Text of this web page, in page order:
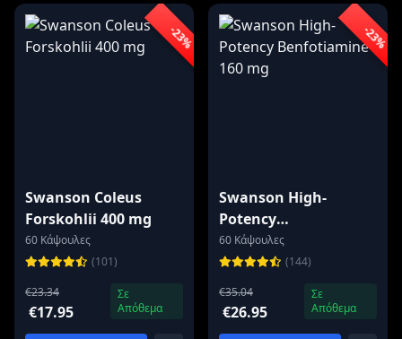
-23%
Swanson Coleus
Forskohlii 400 mg
60 Κάψουλες
(101)
€23.34
€17.95
Σε
Απόθεμα
-23%
Swanson High-
Potency
Benfotiamine 160 mg
60 Κάψουλες
(144)
€35.04
€26.95
Σε
Απόθεμα